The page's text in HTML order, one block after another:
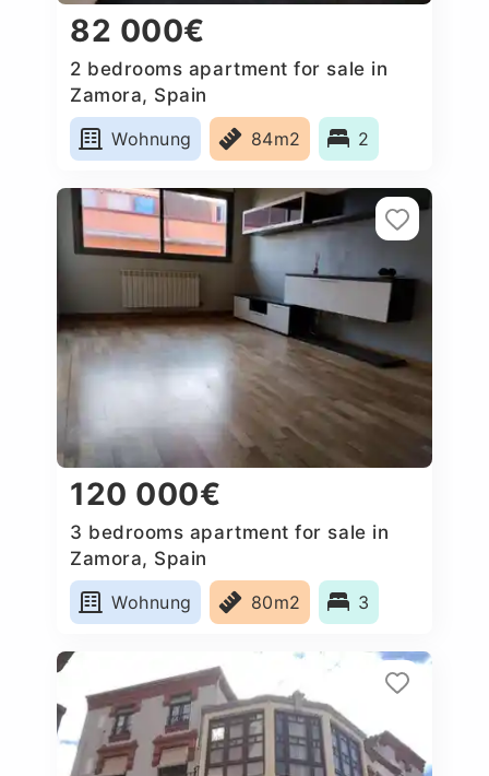
82 000€
2 bedrooms apartment for sale in
Zamora, Spain
Wohnung
84m2 2
120 000€
3 bedrooms apartment for sale in
Zamora, Spain
Wohnung
80m2 3